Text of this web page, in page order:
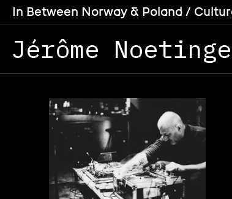
In Between Norway & Poland /
Jérôme